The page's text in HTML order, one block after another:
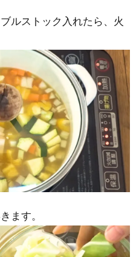
ルストック入れたら、火
ます。